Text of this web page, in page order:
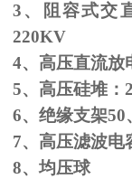
3、阻容式交
220KV
4、高压直流放
5、高压硅堆：
6、绝缘支架50
7、高压滤波电
8、均压球